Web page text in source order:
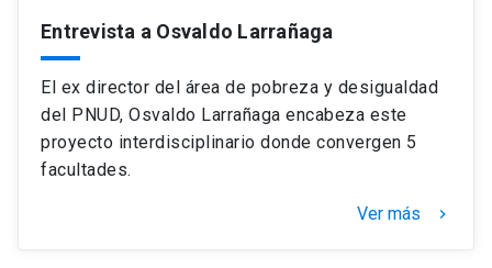
Entrevista a Osvaldo Larrañaga
El ex director del área de pobreza y desigualdad
del PNUD, Osvaldo Larrañaga encabeza este
proyecto interdisciplinario donde convergen 5
facultades.
Ver más keyboard_arrow_right